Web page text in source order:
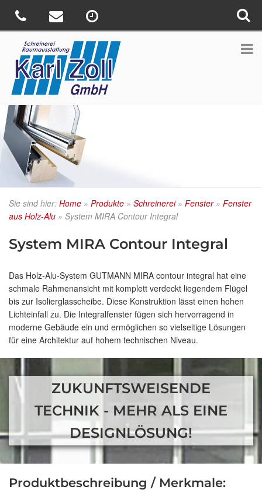
Sie sind hier: Home » Produkte » Schreinerei» Fenster» Fenster
aus Holz-Alu » System MIRA Contour Integral
System MIRA Contour Integral
Das Holz-Alu-System GUTMANN MIRA contour integral hat eine
schmale Rahmenansicht mit komplett verdeckt liegendem Flügel
bis zur Isolierglasscheibe. Diese Konstruktion lässt einen hohen
Lichteinfall zu. Die Integralfenster fügen sich hervorragend in
moderne Gebäude ein und ermöglichen so vielseitige Lösungen
für eine Architektur auf hohem technischen Niveau.
ZUKUNFTSWEISENDE
TECHNIK - MEHR ALS EINE
DESIGNLÖSUNG!
Produktbeschreibung / Merkmale: